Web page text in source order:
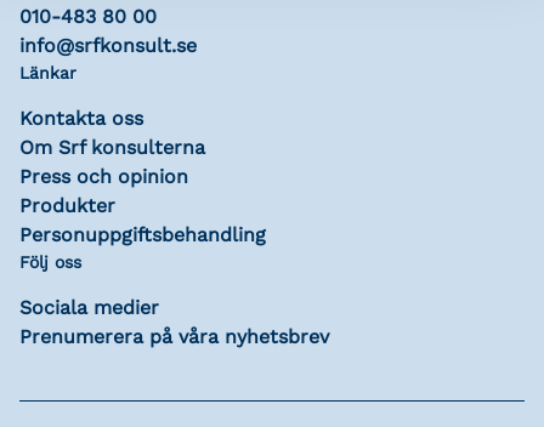
010-483 80 00
info@srfkonsult.se
Länkar
Kontakta oss
Om Srf konsulterna
Press och opinion
Produkter
Personuppgiftsbehandling
Följ oss
Sociala medier
Prenumerera på våra nyhetsbrev